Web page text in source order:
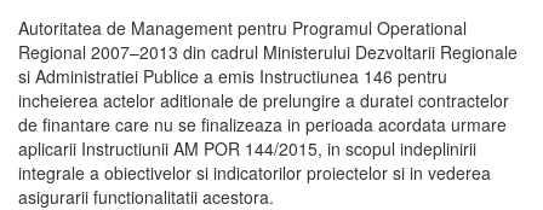
Autoritatea de Management pentru Programul Operational
Regional 2007–2013 din cadrul Ministerului Dezvoltarii Regionale
si Administratiei Publice a emis Instructiunea 146 pentru
incheierea actelor aditionale de prelungire a duratei contractelor
de finantare care nu se finalizeaza in perioada acordata urmare
aplicarii Instructiunii AM POR 144/2015, in scopul indeplinirii
integrale a obiectivelor si indicatorilor proiectelor si in vederea
asigurarii functionalitatii acestora.